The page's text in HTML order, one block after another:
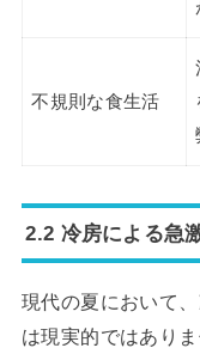
不規則な食生活
2.2 冷房による急
現代の夏において
は現実的ではあり